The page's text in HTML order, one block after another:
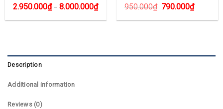
2.950.000₫– 8.000.000₫ 950.000₫ 790.000₫
Description
Additional information
Reviews (0)